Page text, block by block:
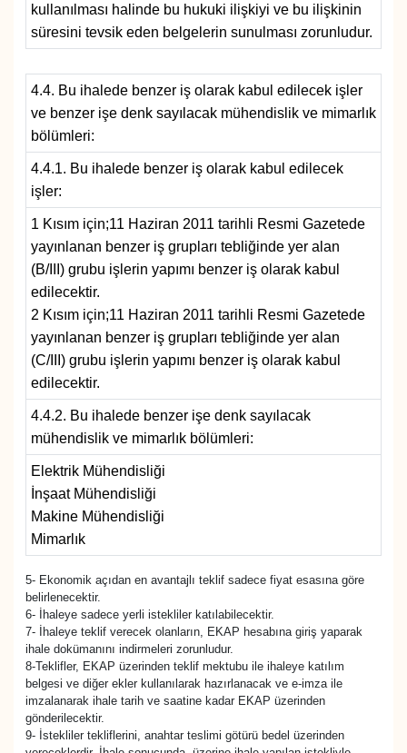
kullanılması halinde bu hukuki ilişkiyi ve bu ilişkinin
süresini tevsik eden belgelerin sunulması zorunludur.
4.4. Bu ihalede benzer iş olarak kabul edilecek işler
ve benzer işe denk sayılacak mühendislik ve mimarlık
bölümleri:
4.4.1. Bu ihalede benzer iş olarak kabul edilecek
işler:
1 Kısım için;11 Haziran 2011 tarihli Resmi Gazetede
yayınlanan benzer iş grupları tebliğinde yer alan
(B/III) grubu işlerin yapımı benzer iş olarak kabul
edilecektir.
2 Kısım için;11 Haziran 2011 tarihli Resmi Gazetede
yayınlanan benzer iş grupları tebliğinde yer alan
(C/III) grubu işlerin yapımı benzer iş olarak kabul
edilecektir.
4.4.2. Bu ihalede benzer işe denk sayılacak
mühendislik ve mimarlık bölümleri:
Elektrik Mühendisliği
İnşaat Mühendisliği
Makine Mühendisliği
Mimarlık
5- Ekonomik açıdan en avantajlı teklif sadece fiyat esasına göre
belirlenecektir.
6- İhaleye sadece yerli istekliler katılabilecektir.
7- İhaleye teklif verecek olanların, EKAP hesabına giriş yaparak
ihale dokümanını indirmeleri zorunludur.
8-Teklifler, EKAP üzerinden teklif mektubu ile ihaleye katılım
belgesi ve diğer ekler kullanılarak hazırlanacak ve e-imza ile
imzalanarak ihale tarih ve saatine kadar EKAP üzerinden
gönderilecektir.
9- İstekliler tekliflerini, anahtar teslimi götürü bedel üzerinden